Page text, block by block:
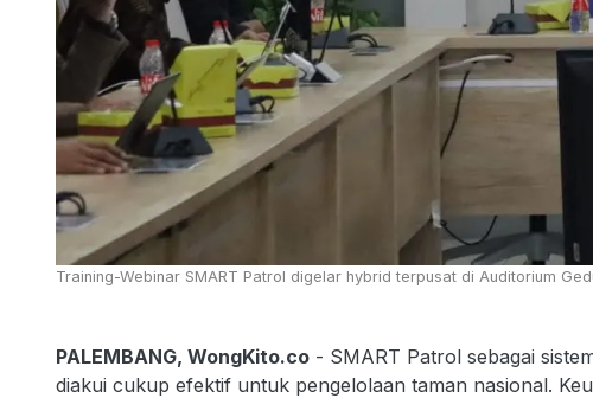
Training-Webinar SMART Patrol digelar hybrid terpusat di Auditorium
PALEMBANG, WongKito.co - SMART Patrol sebagai
diakui cukup efektif untuk pengelolaan taman nasional.